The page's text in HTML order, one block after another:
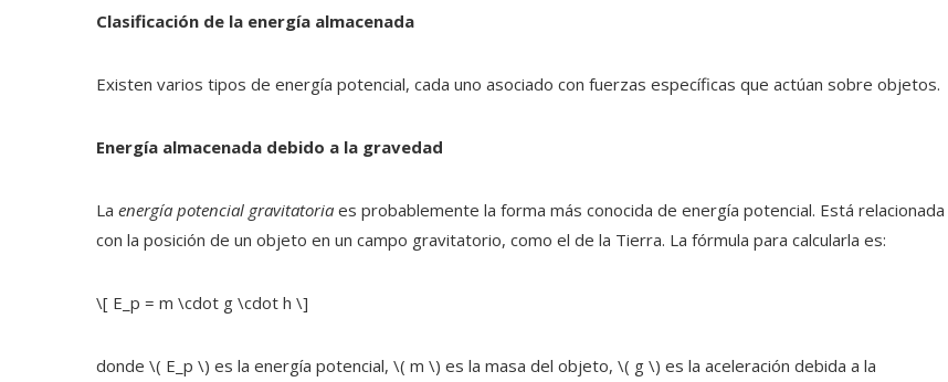
Clasificación de la energía almacenada
Existen varios tipos de energía potencial, cada uno asociado con fuerzas específicas que actúan sobre objetos.
Energía almacenada debido a la gravedad
La energía potencial gravitatoria es probablemente la forma más conocida de energía potencial. Está relacionada
con la posición de un objeto en un campo gravitatorio, como el de la Tierra. La fórmula para calcularla es:
\[ E_p = m \cdot g \cdot h \]
donde \( E_p \) es la energía potencial, \( m \) es la masa del objeto, \( g \) es la aceleración debida a la